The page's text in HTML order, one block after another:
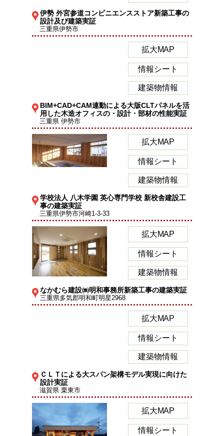
伊勢 外宮参道コンビニエンスストア新築工事の
設計及び建築実証
三重県伊勢市
拡大MAP
情報シート
建築物情報
BIM+CAD+CAM連動による大版CLTパネルを活
用した木造オフィスの・設計・部材の性能実証
三重県 伊勢市
拡大MAP
情報シート
建築物情報
学校法人 八木学園 英心専門学校 新校舎建設工
事の建築実証
三重県伊勢市河崎1-3-33
拡大MAP
情報シート
建築物情報
なかむら建設㈱明和事務所新築工事の建築実証
三重県多気郡明和町明星2968
拡大MAP
情報シート
建築物情報
ＣＬＴによる大スパン架構モデル実現に向けた
設計実証
滋賀県 栗東市
拡大MAP
情報シート